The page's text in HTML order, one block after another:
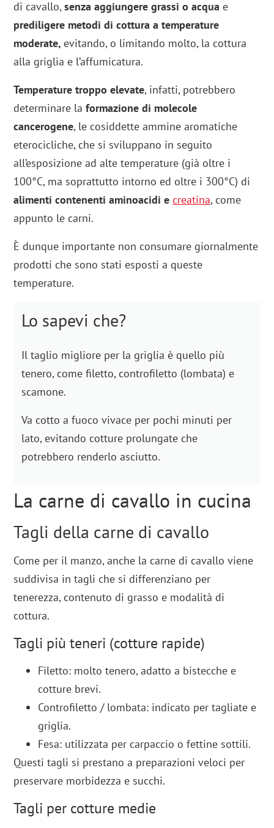
di cavallo,senza aggiungere grassi o acqua e
prediligere metodi di cottura a temperature
moderate, evitando, o limitando molto, la cottura
alla griglia e l’affumicatura.
Temperature troppo elevate, infatti, potrebbero
determinare laformazione di molecole
cancerogene, le cosiddette ammine aromatiche
eterocicliche, che si sviluppano in seguito
all’esposizione ad alte temperature (già oltre i
100°C, ma soprattutto intorno ed oltre i 300°C) di
alimenti contenenti aminoacidi ecreatina, come
appunto le carni.
È dunque importante non consumare giornalmente
prodotti che sono stati esposti a queste
temperature.
Lo sapevi che?
Il taglio migliore per la griglia è quello più
tenero, come filetto, controfiletto (lombata) e
scamone.
Va cotto a fuoco vivace per pochi minuti per
lato, evitando cotture prolungate che
potrebbero renderlo asciutto.
La carne di cavallo in cucina
Tagli della carne di cavallo
Come per il manzo, anche la carne di cavallo viene
suddivisa in tagli che si differenziano per
tenerezza, contenuto di grasso e modalità di
cottura.
Tagli più teneri (cotture rapide)
Filetto: molto tenero, adatto a bistecche e
cotture brevi.
Controfiletto / lombata: indicato per tagliate e
griglia.
Fesa: utilizzata per carpaccio o fettine sottili.
Questi tagli si prestano a preparazioni veloci per
preservare morbidezza e succhi.
Tagli per cotture medie